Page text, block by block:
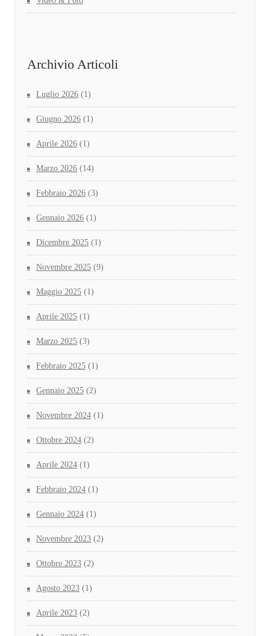
Archivio Articoli
Luglio 2026 (1)
Giugno 2026 (1)
Aprile 2026 (1)
Marzo 2026 (14)
Febbraio 2026 (3)
Gennaio 2026 (1)
Dicembre 2025 (1)
Novembre 2025 (9)
Maggio 2025 (1)
Aprile 2025 (1)
Marzo 2025 (3)
Febbraio 2025 (1)
Gennaio 2025 (2)
Novembre 2024 (1)
Ottobre 2024 (2)
Aprile 2024 (1)
Febbraio 2024 (1)
Gennaio 2024 (1)
Novembre 2023 (2)
Ottobre 2023 (2)
Agosto 2023 (1)
Aprile 2023 (2)